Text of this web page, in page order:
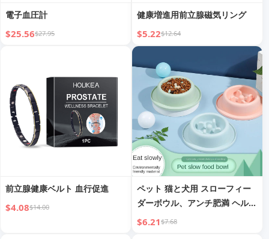
電子血圧計
$25.56$27.95
健康増進用前立腺磁気リング
$5.22$12.64
前立腺健康ベルト 血行促進
$4.08$14.00
ペット 猫と犬用 スローフィー
ダーボウル、アンチ肥満 ヘルシ
ー ラウンド
$6.21$7.68